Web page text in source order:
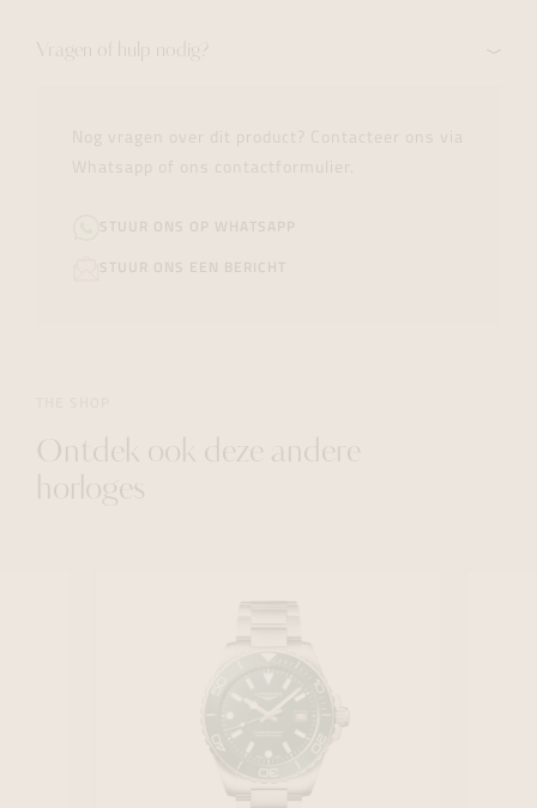
Vragen of hulp nodig?
Ontdek ook deze andere
horloges